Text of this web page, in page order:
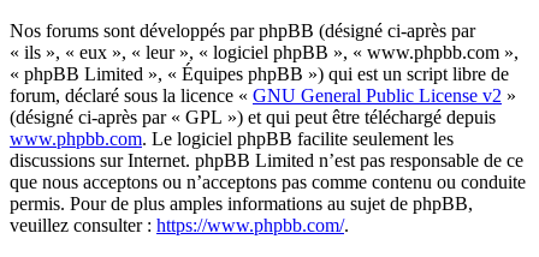
Nos forums sont développés par phpBB (désigné ci-après par
« ils », « eux », « leur », « logiciel phpBB », « www.phpbb.com »,
« phpBB Limited », « Équipes phpBB ») qui est un script libre de
forum, déclaré sous la licence « GNU General Public License v2 »
(désigné ci-après par « GPL ») et qui peut être téléchargé depuis
www.phpbb.com. Le logiciel phpBB facilite seulement les
discussions sur Internet. phpBB Limited n’est pas responsable de ce
que nous acceptons ou n’acceptons pas comme contenu ou conduite
permis. Pour de plus amples informations au sujet de phpBB,
veuillez consulter : https://www.phpbb.com/.